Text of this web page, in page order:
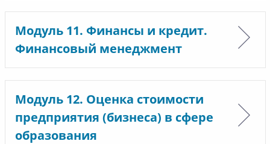
Модуль 11. Финансы и кредит.
Финансовый менеджмент
Модуль 12. Оценка стоимости
предприятия (бизнеса) в сфере
образования